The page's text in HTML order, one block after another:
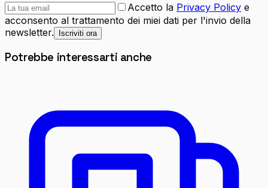
Accetto la Privacy Policy e
acconsento al trattamento dei miei dati per l'invio della
newsletter.
Iscriviti ora
Potrebbe interessarti anche